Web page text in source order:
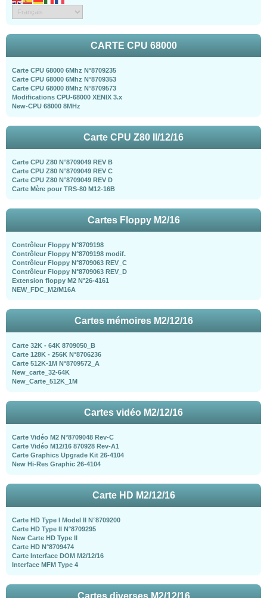
CARTE CPU 68000
Carte CPU 68000 6Mhz N°8709235
Carte CPU 68000 6Mhz N°8709353
Carte CPU 68000 8Mhz N°8709573
Modifications CPU-68000 XENIX 3.x
New-CPU 68000 8MHz
Carte CPU Z80 II/12/16
Carte CPU Z80 N°8709049 REV B
Carte CPU Z80 N°8709049 REV C
Carte CPU Z80 N°8709049 REV D
Carte Mère pour TRS-80 M12-16B
Cartes Floppy M2/16
Contrôleur Floppy N°8709198
Contrôleur Floppy N°8709198 modif.
Contrôleur Floppy N°8709063 REV_C
Contrôleur Floppy N°8709063 REV_D
Extension floppy M2 N°26-4161
NEW_FDC_M2/M16A
Cartes mémoires M2/12/16
Carte 32K - 64K 8709050_B
Carte 128K - 256K N°8706236
Carte 512K-1M N°8709572_A
New_carte_32-64K
New_Carte_512K_1M
Cartes vidéo M2/12/16
Carte Vidéo M2 N°8709048 Rev-C
Carte Vidéo M12/16 870928 Rev-A1
Carte Graphics Upgrade Kit 26-4104
New Hi-Res Graphic 26-4104
Carte HD M2/12/16
Carte HD Type I Model II N°8709200
Carte HD Type II N°8709295
New Carte HD Type II
Carte HD N°8709474
Carte Interface DOM M2/12/16
Interface MFM Type 4
Cartes diverses M2/12/16